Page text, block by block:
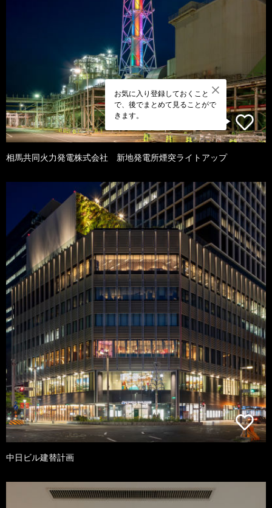
お気に入り登録しておくこと
で、後でまとめて見ることがで
きます。
相馬共同火力発電株式会社 新地発電所煙突ライトアップ
中日ビル建替計画